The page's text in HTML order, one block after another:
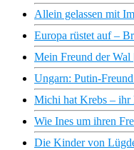
Allein gelassen mit
Europa rüstet auf –
Mein Freund der Wal
Ungarn: Putin-
Michi hat Krebs – ihr
Wie Ines um ihren
Die Kinder von